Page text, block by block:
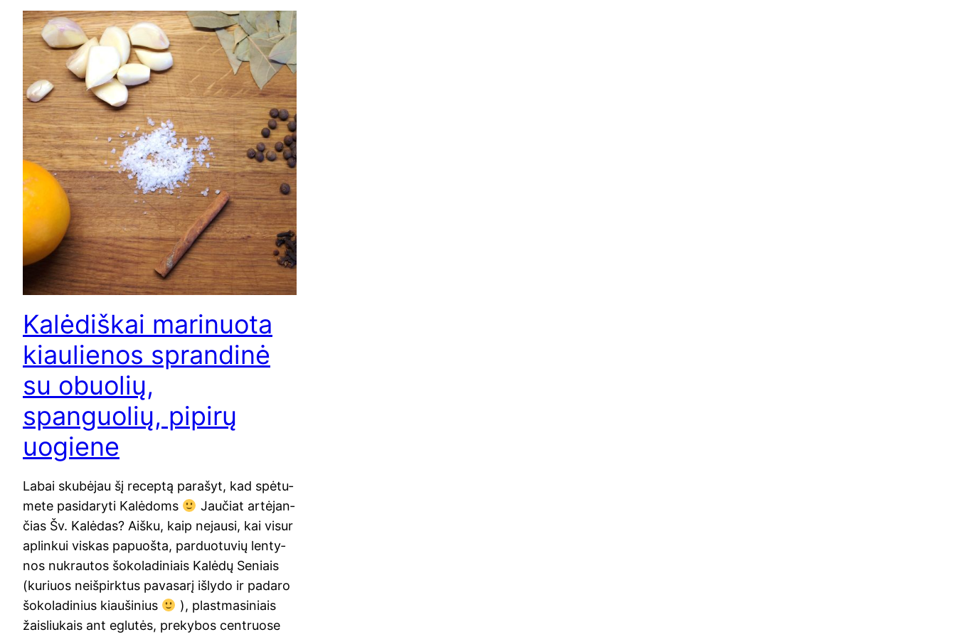
Kalėdiškai marinuota
kiaulienos sprandinė
su obuolių,
spanguolių, pipirų
uogiene
Labai sku­bė­jau šį recep­tą para­šyt, kad spė­tu­
me­te pasi­da­ry­ti Kalėdoms
Jau­čiat artė­jan­
čias Šv. Kalė­das? Aiš­ku, kaip nejau­si, kai visur
aplin­kui vis­kas papuoš­ta, par­duo­tu­vių len­ty­
nos nukrau­tos šoko­la­di­niais Kalė­dų Seniais
(kuriuos neiš­pirk­tus pava­sa­rį išly­do ir pada­ro
šoko­la­di­nius kiau­ši­nius
), plast­ma­si­niais
žai­sliu­kais ant eglu­tės, pre­ky­bos cen­t­ruo­se